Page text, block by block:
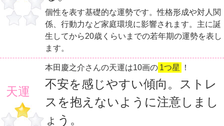
個性を表す基礎的な運勢です。性格形成や対人関
係、行動力など家庭環境に影響されます。主に誕
生してから20歳くらいまでの若年期の運勢を表し
ます。
天運
本田慶之介さんの天運は10画の 1つ星 ！
不安を感じやすい傾向。ストレ
スを抱えないように注意しまし
ょう。